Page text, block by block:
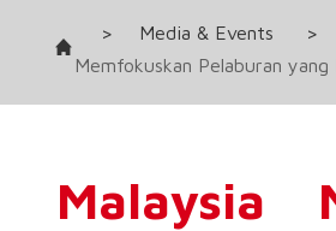
> Media & Events >
Memfokuskan Pelaburan
Malaysia